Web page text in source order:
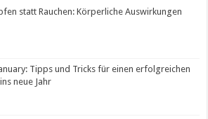
statt Rauchen: Körperliche Auswirkungen
Tipps und Tricks für einen erfolgreichen
neue Jahr